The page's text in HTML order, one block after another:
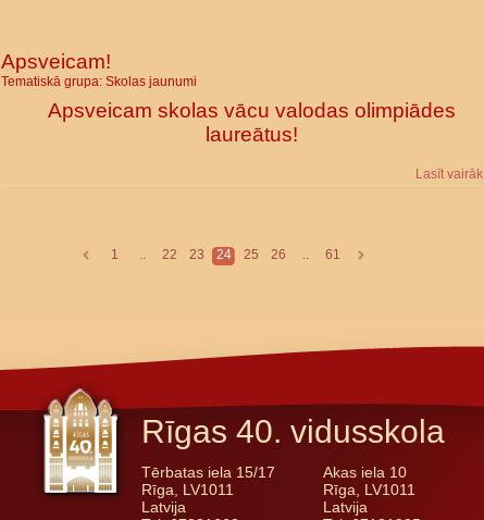
Apsveicam!
Tematiskā grupa: Skolas jaunumi
Apsveicam skolas vācu valodas olimpiādes
laureātus!
Lasīt vairāk
1 .. 22 23 24 25 26 .. 61
Rīgas 40. vidusskola
Tērbatas iela 15/17
Rīga, LV1011
Latvija
Akas iela 10
Rīga, LV1011
Latvija